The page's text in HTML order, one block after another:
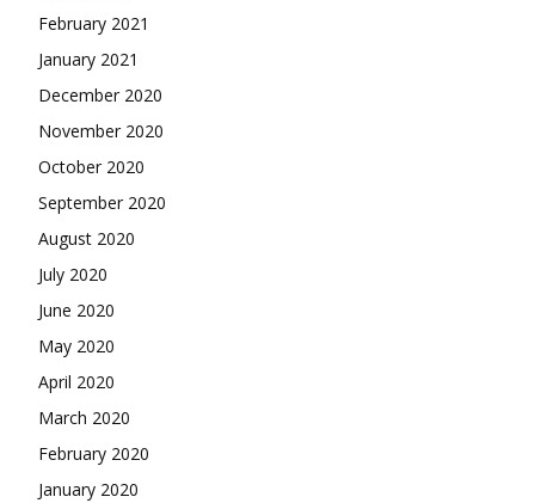
February 2021
January 2021
December 2020
November 2020
October 2020
September 2020
August 2020
July 2020
June 2020
May 2020
April 2020
March 2020
February 2020
January 2020